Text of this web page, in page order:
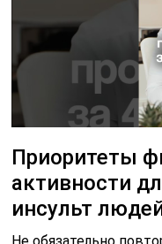
Приоритеты
активности
инсульт